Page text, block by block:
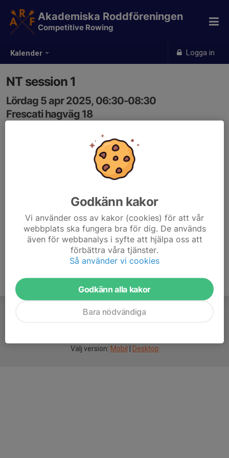
Kalender Logga in
Akademiska Roddföreningen
Competitive Rowing
NT session 1
Lördag 5 apr 2025, 06:30-08:30
Frescati hagväg 18
Välj version: Mobil Desktop
Godkänn kakor
Vi använder oss av kakor (cookies) för att vår
webbplats ska fungera bra för dig. De används
även för webbanalys i syfte att hjälpa oss att
förbättra våra tjänster.
Så använder vi cookies
Godkänn alla kakor
Bara nödvändiga